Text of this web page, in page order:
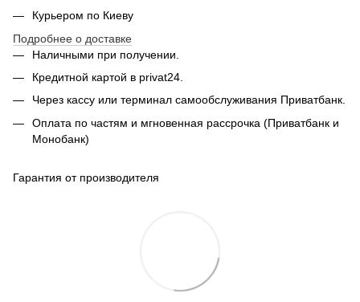
Курьером по Киеву
Подробнее о доставке
Наличными при получении.
Кредитной картой в privat24.
Через кассу или терминал самообслуживания Приватбанк.
Оплата по частям и мгновенная рассрочка (Приватбанк и
Монобанк)
Гарантия от производителя